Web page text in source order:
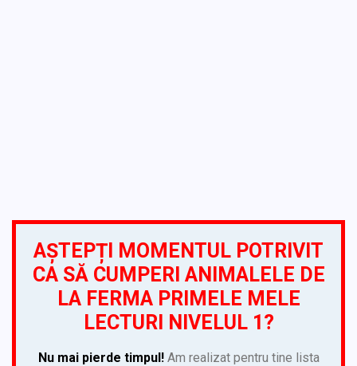
AȘTEPȚI MOMENTUL POTRIVIT
CA SĂ CUMPERI ANIMALELE DE
LA FERMA PRIMELE MELE
LECTURI NIVELUL 1?
Nu mai pierde timpul!Am realizat pentru tine lista